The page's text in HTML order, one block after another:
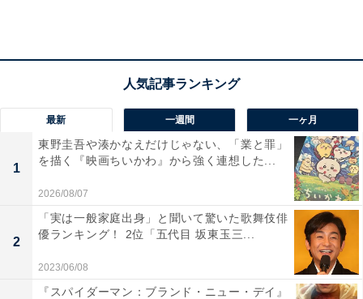
かな」とこぼします。伴が来たら抱きしめてやるとうそ
そんなある日、一星と同僚の佐藤春（千葉雄大）は、海
岸に1人でいる迷子の女の子を発見。それは伴の娘・静
空（戸簾愛）で、「お父さんはいつも私を捨てて迎えに
来る」と発言。そこへ、一星の祖母・カネ（五十嵐由美
子）が倒れて病院に搬送されたと、たまたま現場に居合
わせた深夜から連絡が。一星と鈴が駆けつけ、カネは無
事に目を覚まします。
最新 一週間 一ヶ月
1
東野圭吾や湊かなえだけじゃない、「業と罪」
を描く『映画ちいかわ』から強く連想した...
2026/08/07
2
「実は一般家庭出身」と聞いて驚いた歌舞伎俳
優ランキング！ 2位「五代目 坂東玉三...
2023/06/08
『スパイダーマン：ブランド・ニュー・デイ』